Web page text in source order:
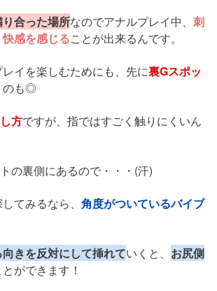
合った場所なのでアナルプレイ中、 刺
感を感じることが出来るんです。
イを楽しむためにも、先に裏Gスポッ
のも◎
方ですが、指ではすごく触りにくいん
の裏側にあるので・・・(汗)
てみるなら、 角度がついているバイブ
きを反対にして挿れていくと、 お尻側
とができます！